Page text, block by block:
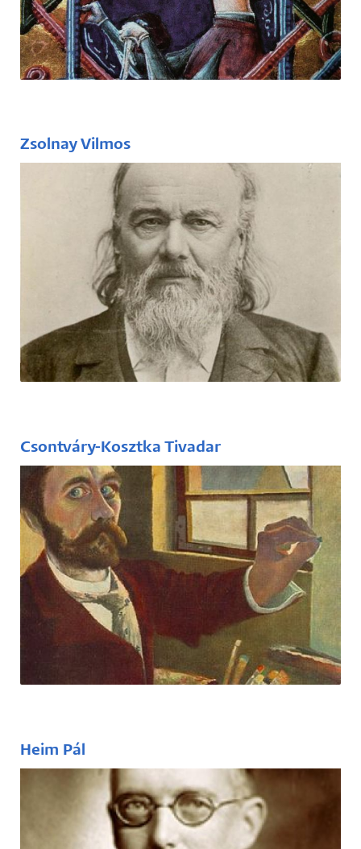
(1434-1472)
A reneszánsz egyik leghíresebb költője, az
első név szerint ismert magyar költő,
politikus, humanista, 1459-től haláláig
Zsolnay Vilmos
(1828-1900)
Pécsi keramikusművész, nagyiparos, a
pirogránit feltalálója, közreműködött az
eozinnak nevezett lüszteres kerámiamáz
Csontváry-Kosztka Tivadar
(1853–1919)
Festőművész, aki magát a Napút-festők
közé sorolta – Pécs pedig beleszeretett.
Heim Pál